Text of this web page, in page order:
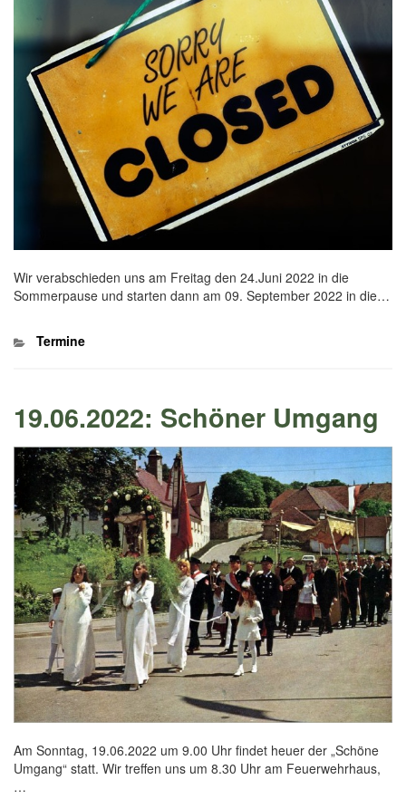
Wir verabschieden uns am Freitag den 24.Juni 2022 in die
Sommerpause und starten dann am 09. September 2022 in die…
Kategorien
Termine
19.06.2022: Schöner Umgang
Am Sonntag, 19.06.2022 um 9.00 Uhr findet heuer der „Schöne
Umgang“ statt. Wir treffen uns um 8.30 Uhr am Feuerwehrhaus,
…